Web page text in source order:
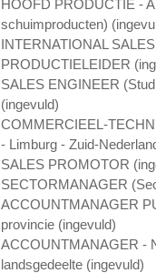
HOOFD PRODUCTIE -
schuimproducten)
INTERNATIONAL
PRODUCTIELEIDER
SALES ENGINEER
(ingevuld)
COMMERCIEEL-
- Limburg - Zuid-
SALES PROMOTOR
SECTORMANAGER
ACCOUNTMANAGER
provincie (ingevuld)
ACCOUNTMANAGER -
landsgedeelte (ingevuld)